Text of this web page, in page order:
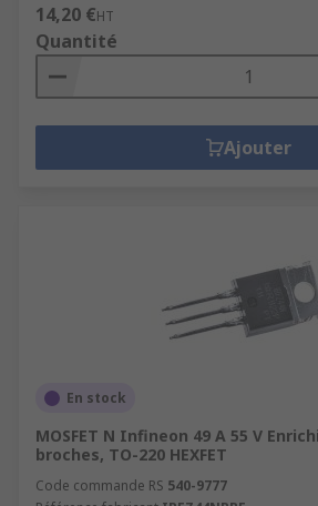
14,20 €HT
Quantité
Ajouter
En stock
MOSFET N Infineon 49 A 55 V
broches, TO-220 HEXFET
Code commande RS 540-9777